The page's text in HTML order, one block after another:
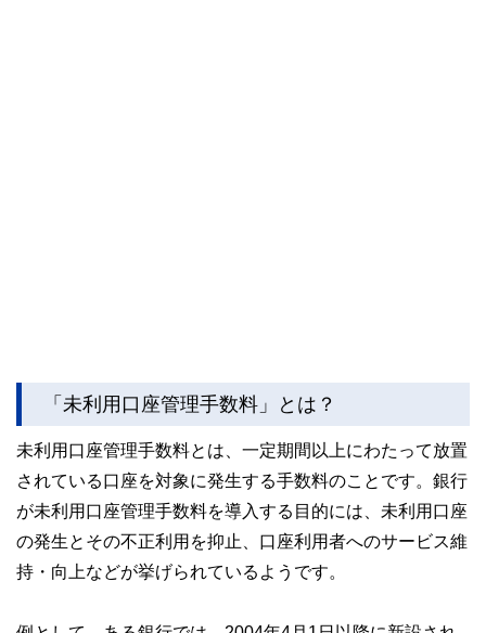
「未利用口座管理手数料」とは？
未利用口座管理手数料とは、一定期間以上にわたって放置
されている口座を対象に発生する手数料のことです。銀行
が未利用口座管理手数料を導入する目的には、未利用口座
の発生とその不正利用を抑止、口座利用者へのサービス維
持・向上などが挙げられているようです。